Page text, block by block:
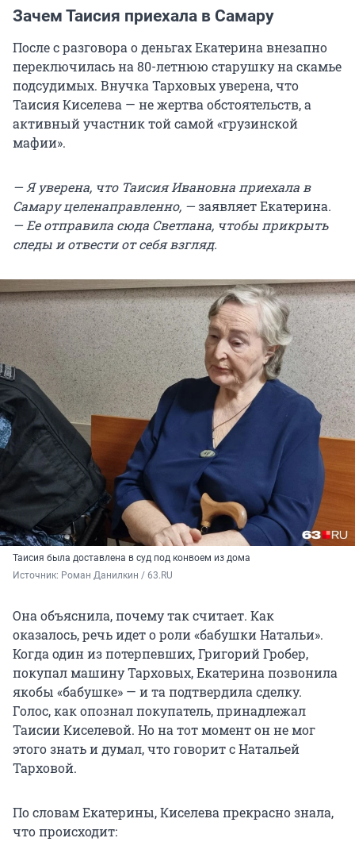
Зачем Таисия приехала в Самару
После с разговора о деньгах Екатерина внезапно
переключилась на 80-летнюю старушку на скамье
подсудимых. Внучка Тарховых уверена, что
Таисия Киселева — не жертва обстоятельств, а
активный участник той самой «грузинской
мафии».
— Я уверена, что Таисия Ивановна приехала в
Самару целенаправленно, —заявляет Екатерина.
— Ее отправила сюда Светлана, чтобы прикрыть
следы и отвести от себя взгляд.
Таисия была доставлена в суд под конвоем из дома
Источник: Роман Данилкин / 63.RU
Она объяснила, почему так считает. Как
оказалось, речь идет о роли «бабушки Натальи».
Когда один из потерпевших, Григорий Гробер,
покупал машину Тарховых, Екатерина позвонила
якобы «бабушке» — и та подтвердила сделку.
Голос, как опознал покупатель, принадлежал
Таисии Киселевой. Но на тот момент он не мог
этого знать и думал, что говорит с Натальей
Тарховой.
По словам Екатерины, Киселева прекрасно знала,
что происходит: